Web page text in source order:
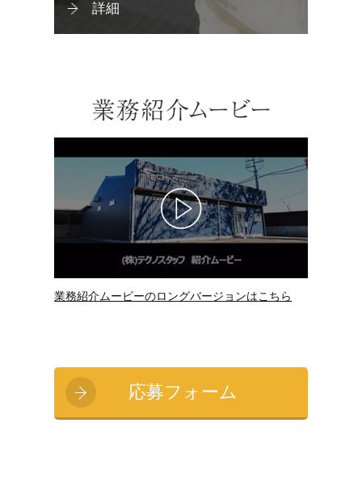
詳細
業務紹介ムービーのロングバージョンはこちら
応募フォーム